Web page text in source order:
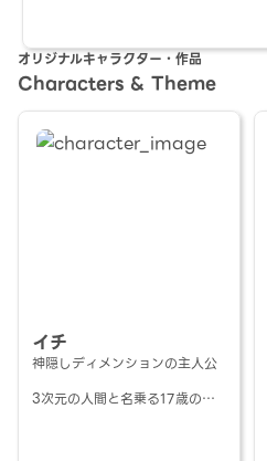
オリジナルキャラクター・作品
Characters & Theme
イチ
神隠しディメンションの主人公
3次元の人間と名乗る17歳の高